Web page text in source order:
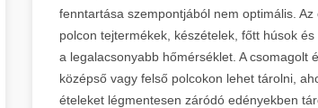
fenntartása szempontjából nem optimális.
polcon tejtermékek, készételek, főtt húsok
a legalacsonyabb hőmérséklet. A csomagolt
középső vagy felső polcokon lehet tárolni,
ételeket légmentesen záródó edényekben